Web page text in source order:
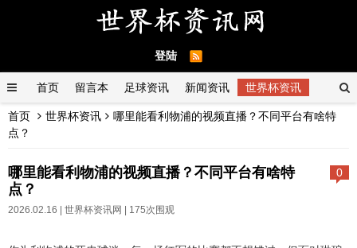
登陆
首页 留言本 足球资讯 新闻资讯 世界杯资讯
首页 世界杯资讯
哪里能看利物浦的视频直播？不同平台有啥特
点？
0
哪里能看利物浦的视频直播？不同平台有啥特
点？
2026.02.16 | 世界杯资讯网 | 175次围观